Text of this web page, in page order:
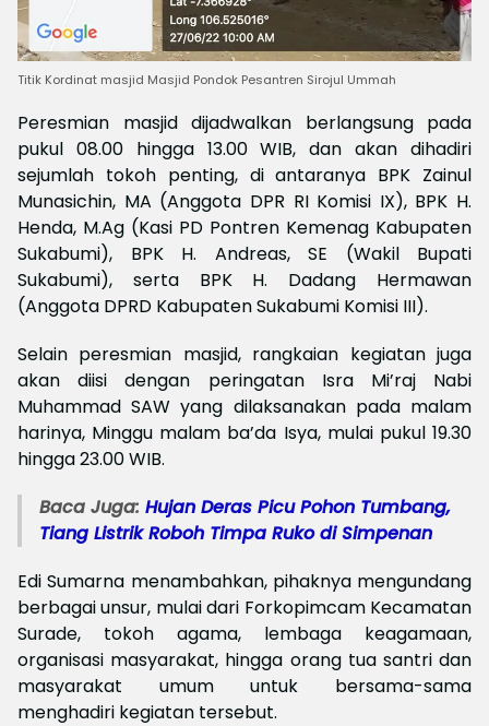
Titik Kordinat masjid Masjid Pondok Pesantren Sirojul Ummah
Peresmian masjid dijadwalkan berlangsung pada
pukul 08.00 hingga 13.00 WIB, dan akan dihadiri
sejumlah tokoh penting, di antaranya BPK Zainul
Munasichin, MA (Anggota DPR RI Komisi IX), BPK H.
Henda, M.Ag (Kasi PD Pontren Kemenag Kabupaten
Sukabumi), BPK H. Andreas, SE (Wakil Bupati
Sukabumi), serta BPK H. Dadang Hermawan
(Anggota DPRD Kabupaten Sukabumi Komisi III).
Selain peresmian masjid, rangkaian kegiatan juga
akan diisi dengan peringatan Isra Mi’raj Nabi
Muhammad SAW yang dilaksanakan pada malam
harinya, Minggu malam ba’da Isya, mulai pukul 19.30
hingga 23.00 WIB.
Baca Juga: Hujan Deras Picu Pohon Tumbang,
Tiang Listrik Roboh Timpa Ruko di Simpenan
Edi Sumarna menambahkan, pihaknya mengundang
berbagai unsur, mulai dari Forkopimcam Kecamatan
Surade, tokoh agama, lembaga keagamaan,
organisasi masyarakat, hingga orang tua santri dan
masyarakat umum untuk bersama-sama
menghadiri kegiatan tersebut.